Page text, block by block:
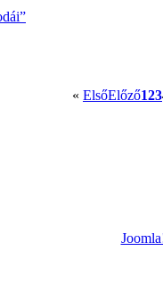
« ElsőElőző123